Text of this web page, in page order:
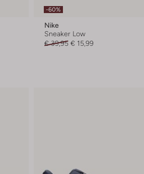
-60%
Nike
Sneaker Low
€ 39,95 € 15,99